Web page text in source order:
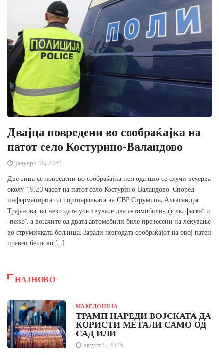
Двајца повредени во сообраќајка на
патот село Костурино-Валандово
јануари 18, 2024
Две лица се повредени во сообраќајна незгода што се случи вечерва
околу 19:20 часот на патот село Костурино-Валандово. Според
информацијата од портпаролката на СВР Струмица, Александра
Трајанова, во незгодата учествувале два автомобили-„фолксфаген“ и
„пежо“, а возачите од двата автомобили биле пренесени на лекување
во струмичката болница. Заради незгодата сообраќајот на овој патен
правец беше во […]
НАЈНОВО
МАКЕДОНИЈА
ТРАМП НАРЕДИ ВОЈСКАТА ДА
КОРИСТИ МЕТАЛИ САМО ОД
САД ИЛИ
август 5, 2026